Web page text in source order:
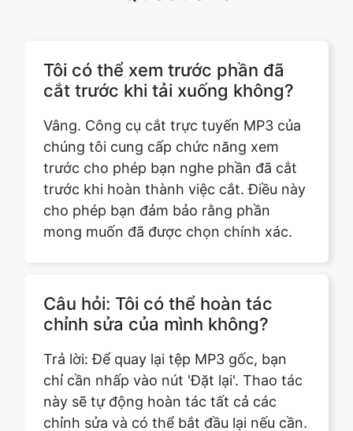
chúng tôi cung cấp chức năng xem
trước cho phép bạn nghe phần đã cắt
trước khi hoàn thành việc cắt. Điều này
cho phép bạn đảm bảo rằng phần
mong muốn đã được chọn chính xác.
Câu hỏi: Tôi có thể hoàn tác
chỉ cần nhấp vào nút 'Đặt lại'. Thao tác
này sẽ tự động hoàn tác tất cả các
chỉnh sửa và có thể bắt đầu lại nếu cần.
Tôi có thể lưu các tệp MP3 đã